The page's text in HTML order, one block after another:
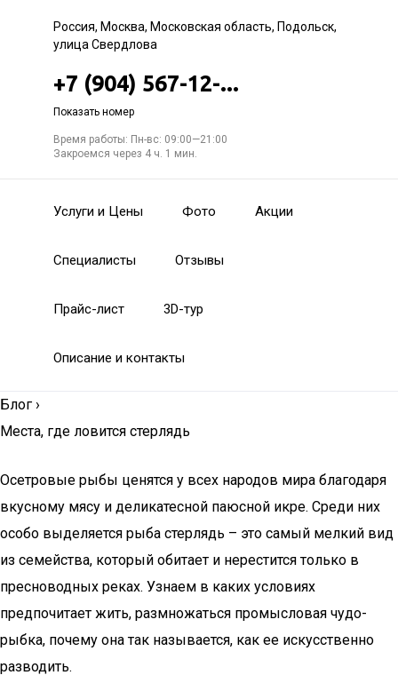
Россия, Москва, Московская область, Подольск,
улица Свердлова
+7 (904) 567-12-...
Показать номер
Время работы: Пн-вс: 09:00—21:00
Закроемся через 4 ч. 1 мин.
Услуги и Цены Фото Акции
Специалисты Отзывы
Прайс-лист 3D-тур
Описание и контакты
Блог ›
Места, где ловится стерлядь
Осетровые рыбы ценятся у всех народов мира благодаря
вкусному мясу и деликатесной паюсной икре. Среди них
особо выделяется рыба стерлядь – это самый мелкий вид
из семейства, который обитает и нерестится только в
пресноводных реках. Узнаем в каких условиях
предпочитает жить, размножаться промысловая чудо-
рыбка, почему она так называется, как ее искусственно
разводить.